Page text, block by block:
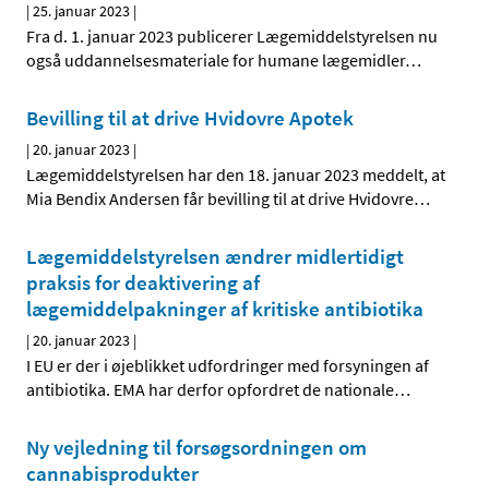
|25. januar 2023 |
Fra d. 1. januar 2023 publicerer Lægemiddelstyrelsen nu
også uddannelsesmateriale for humane lægemidler…
Bevilling til at drive Hvidovre Apotek
|20. januar 2023 |
Lægemiddelstyrelsen har den 18. januar 2023 meddelt, at
Mia Bendix Andersen får bevilling til at drive Hvidovre…
Lægemiddelstyrelsen ændrer midlertidigt
praksis for deaktivering af
lægemiddelpakninger af kritiske antibiotika
|20. januar 2023 |
I EU er der i øjeblikket udfordringer med forsyningen af
antibiotika. EMA har derfor opfordret de nationale…
Ny vejledning til forsøgsordningen om
cannabisprodukter